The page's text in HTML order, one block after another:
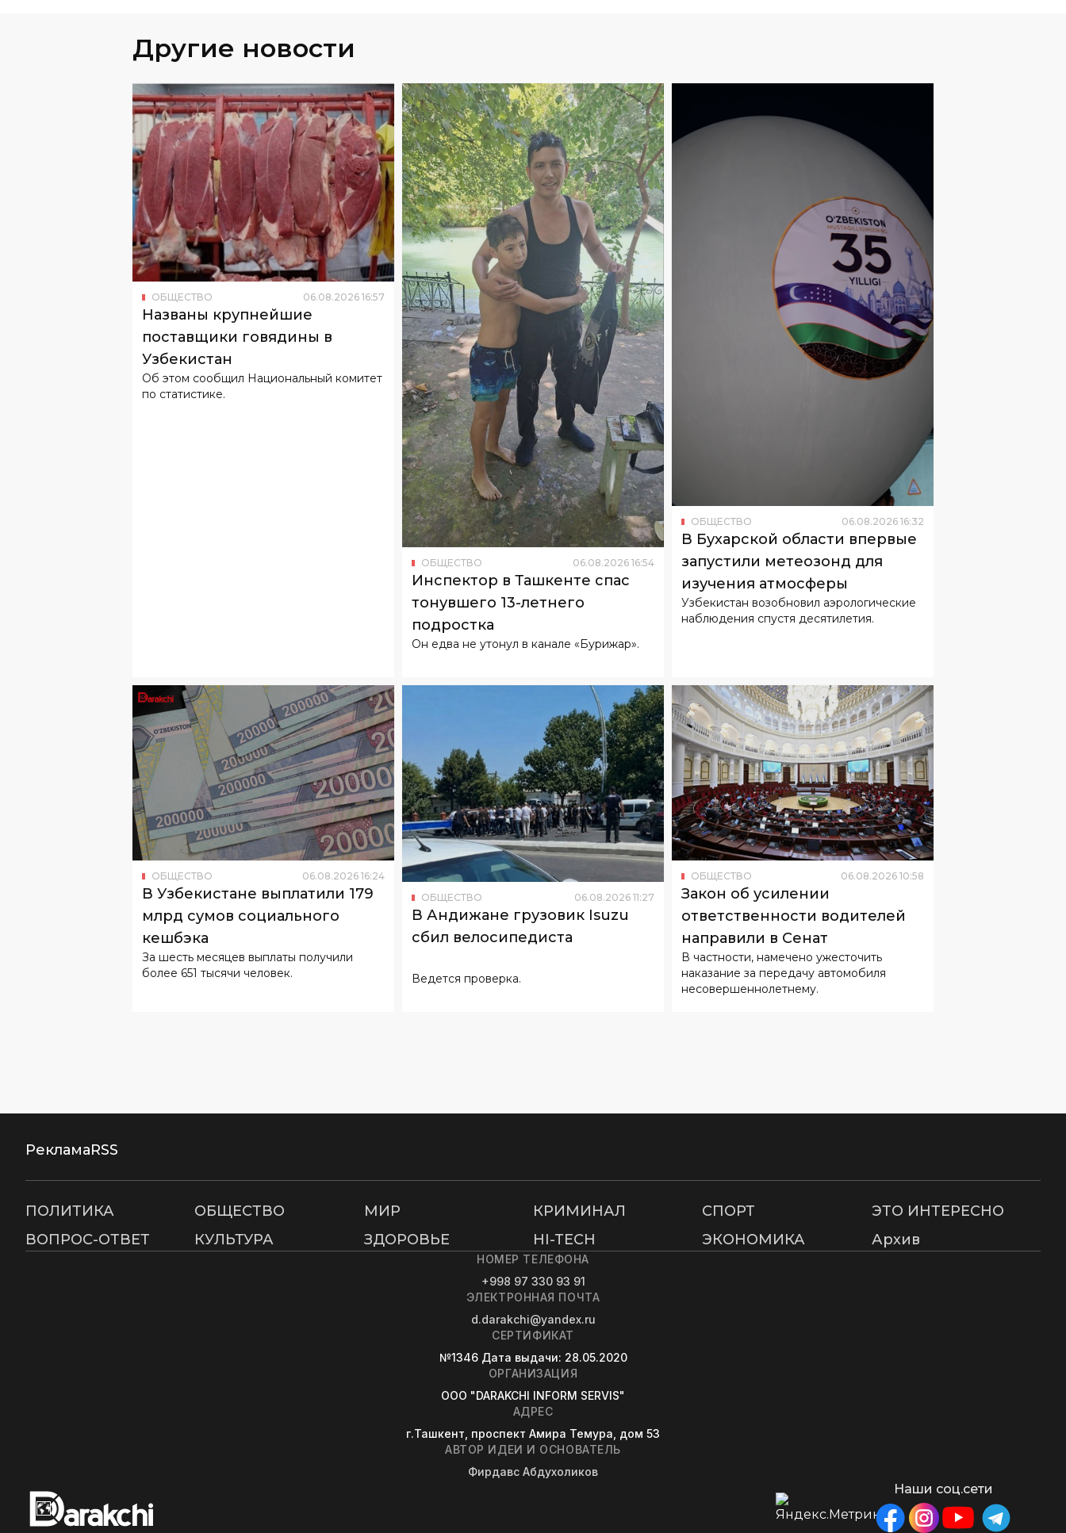
ОБЩЕСТВО 06.08.2026 16 : 57
Названы крупнейшие
поставщики говядины в
Узбекистан
Об этом сообщил Национальный комитет
ОБЩЕСТВО 06. 08 .2026 16: 54
Инспектор в Ташкенте спас
тонувшего 13-летнего
подростка
Он едва не утонул в канале «Бурижар».
32
В Бухарской области впервые
запустили метеозонд для
изучения атмосферы
Узбекистан возобновил аэрологические
ОБЩЕСТВО 06.08.2026 16:24
В Узбекистане выплатили 179
млрд сумов социального
кешбэка
За шесть месяцев выплаты получили
ОБЩЕСТВО 06. 08.2026 11:27
В Андижане грузовик Isuzu
сбил велосипедиста
Ведется проверка.
ОБЩЕСТВО 06.08.2026 10:58
Закон об усилении
ответственности водителей
направили в Сенат
В частности, намечено ужесточить
несовершеннолетнему.
РекламаRSS
ПОЛИТИКА ОБЩЕСТВО МИР КРИМИНАЛ СПОРТ
ЭТО ИНТЕРЕСНО
ВОПРОС-ОТВЕТ
КУЛЬТУРА ЗДОРОВЬЕ HI-TECH ЭКОНОМИКА Архив
НОМЕР ТЕЛЕФОНА
+998 97 330 93 91
ЭЛЕКТРОННАЯ ПОЧТА
d.darakchi@yandex.ru
СЕРТИФИКАТ
№1346 Дата выдачи: 28.05.2020
ОРГАНИЗАЦИЯ
OOO "DARAKCHI INFORM SERVIS"
АДРЕС
г.Ташкент, проспект Амира Темура, дом 53
АВТОР ИДЕИ И ОСНОВАТЕЛЬ
Фирдавс Абдухоликов
Наши соц.сети